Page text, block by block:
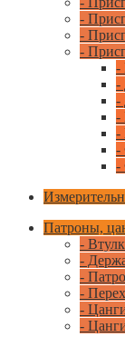
-
-
-
-
-
-
-
-
-
-
Патроны,
-
-
-
-
-
-